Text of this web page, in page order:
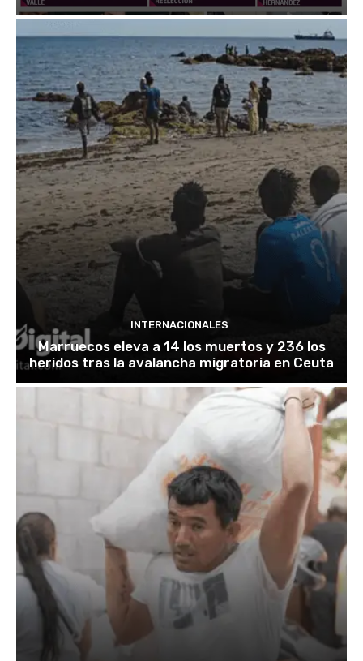
INTERNACIONALES
Marruecos eleva a 14 los muertos y 236 los
heridos tras la avalancha migratoria en Ceuta